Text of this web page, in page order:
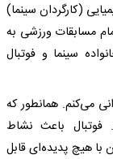
(کارگردان سینما)
مسابقات ورزشی به
سینما و فوتبال
می‌کنم. همانطور که
فوتبال باعث نشاط
با هیچ پدیده‌ای قابل